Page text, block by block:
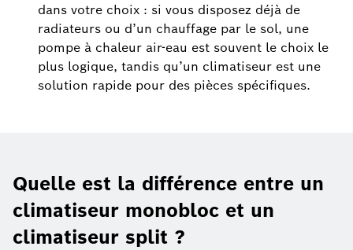
dans votre choix : si vous disposez déjà de
radiateurs ou d’un chauffage par le sol, une
pompe à chaleur air-eau est souvent le choix le
plus logique, tandis qu’un climatiseur est une
solution rapide pour des pièces spécifiques.
Quelle est la différence entre un
climatiseur monobloc et un
climatiseur split ?